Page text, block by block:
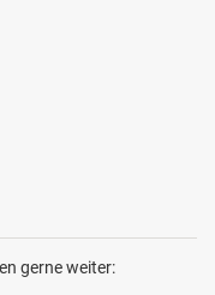
gerne weiter: